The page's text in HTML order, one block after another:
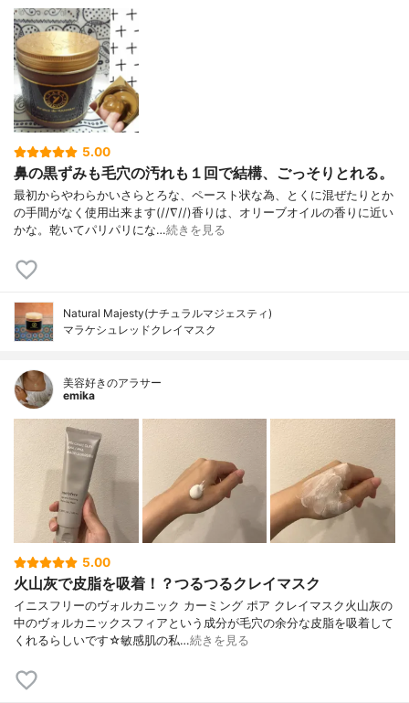
5.00
鼻の黒ずみも毛穴の汚れも１回で結構、ごっそりとれる。
最初からやわらかいさらとろな、ペースト状な為、とくに混ぜたりとか
の手間がなく使用出来ます(//∇//)香りは、オリーブオイルの香りに近い
かな。乾いてパリパリにな…続きを見る
Natural Majesty(ナチュラルマジェスティ)
マラケシュレッドクレイマスク
美容好きのアラサー
emika
5.00
火山灰で皮脂を吸着！？つるつるクレイマスク
イニスフリーのヴォルカニック カーミング ポア クレイマスク火山灰の
中のヴォルカニックスフィアという成分が毛穴の余分な皮脂を吸着して
くれるらしいです☆敏感肌の私…続きを見る